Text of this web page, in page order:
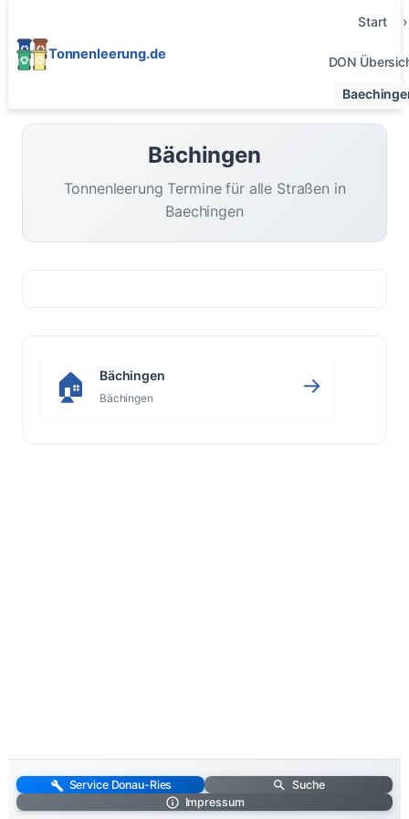
Tonnenleerung.de
Start
DON
Bächingen
Tonnenleerung Termine für alle Straßen in
Baechingen
🏠 Bächingen
Bächingen →
Service Donau-Ries
Suche
Impressum